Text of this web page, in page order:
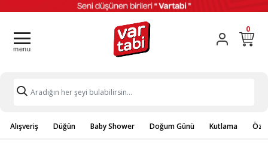
0
Alışveriş Düğün Baby Shower Doğum Günü Kutlama